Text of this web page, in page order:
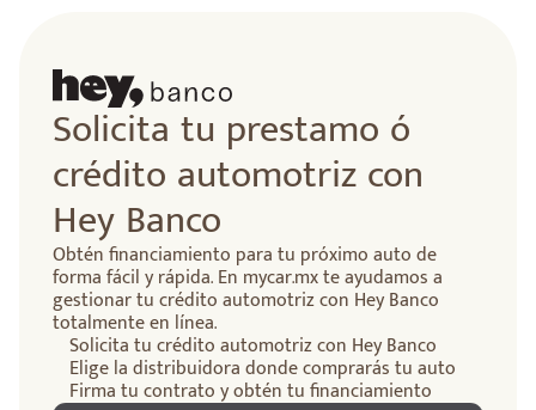
Solicita tu prestamo ó
crédito automotriz con
Hey Banco
Obtén financiamiento para tu próximo auto de
forma fácil y rápida. En mycar.mx te ayudamos a
gestionar tu crédito automotriz con Hey Banco
totalmente en línea.
Solicita tu crédito automotriz con Hey Banco
Elige la distribuidora donde comprarás tu auto
Firma tu contrato y obtén tu financiamiento